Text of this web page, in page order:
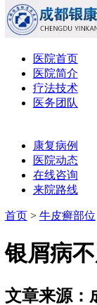
医院首页
医院简介
疗法技术
医务团队
康复病例
医院动态
在线咨询
来院路线
首页> 牛皮癣部位
银屑病
文章来源：